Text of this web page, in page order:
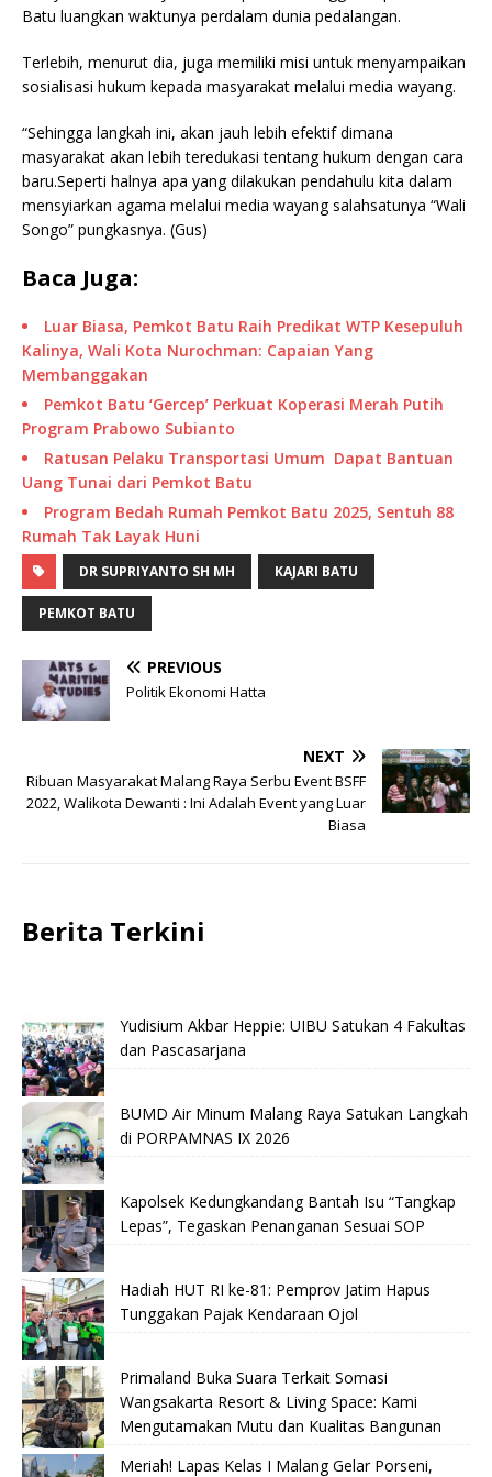
Batu luangkan waktunya perdalam dunia pedalangan.
Terlebih, menurut dia, juga memiliki misi untuk menyampaikan
sosialisasi hukum kepada masyarakat melalui media wayang.
“Sehingga langkah ini, akan jauh lebih efektif dimana
masyarakat akan lebih teredukasi tentang hukum dengan cara
baru.Seperti halnya apa yang dilakukan pendahulu kita dalam
mensyiarkan agama melalui media wayang salahsatunya “Wali
Songo” pungkasnya. (Gus)
Baca Juga:
Luar Biasa, Pemkot Batu Raih Predikat WTP Kesepuluh
Kalinya, Wali Kota Nurochman: Capaian Yang
Membanggakan
Pemkot Batu ‘Gercep’ Perkuat Koperasi Merah Putih
Program Prabowo Subianto
Ratusan Pelaku Transportasi Umum Dapat Bantuan
Uang Tunai dari Pemkot Batu
Program Bedah Rumah Pemkot Batu 2025, Sentuh 88
Rumah Tak Layak Huni
DR SUPRIYANTO SH MH KAJARI BATU
PEMKOT BATU
PREVIOUS
Politik Ekonomi Hatta
NEXT
Ribuan Masyarakat Malang Raya Serbu Event BSFF
2022, Walikota Dewanti : Ini Adalah Event yang Luar
Biasa
Berita Terkini
Yudisium Akbar Heppie: UIBU Satukan 4 Fakultas
dan Pascasarjana
BUMD Air Minum Malang Raya Satukan Langkah
di PORPAMNAS IX 2026
Kapolsek Kedungkandang Bantah Isu “Tangkap
Lepas”, Tegaskan Penanganan Sesuai SOP
Hadiah HUT RI ke-81: Pemprov Jatim Hapus
Tunggakan Pajak Kendaraan Ojol
Primaland Buka Suara Terkait Somasi
Wangsakarta Resort & Living Space: Kami
Mengutamakan Mutu dan Kualitas Bangunan
Meriah! Lapas Kelas I Malang Gelar Porseni,